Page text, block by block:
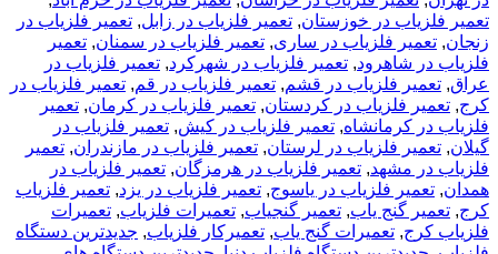
تعمیر فلزیاب در خوزستان, تعمیر فلزیاب در زابل, تعمیر فلزیاب در
زنجان, تعمیر فلزیاب در ساری, تعمیر فلزیاب در سمنان, تعمیر
فلزیاب در شاهرود, تعمیر فلزیاب در شهرکرد, تعمیر فلزیاب در
عراق, تعمیر فلزیاب در قشم, تعمیر فلزیاب در قم, تعمیر فلزیاب در
کرج, تعمیر فلزیاب در کردستان, تعمیر فلزیاب در کرمان, تعمیر
فلزیاب در کرمانشاه, تعمیر فلزیاب در کیش, تعمیر فلزیاب در
گیلان, تعمیر فلزیاب در لرستان, تعمیر فلزیاب در مازندران, تعمیر
فلزیاب در مشهد, تعمیر فلزیاب در هرمزگان, تعمیر فلزیاب در
همدان, تعمیر فلزیاب در یاسوج, تعمیر فلزیاب در یزد, تعمیر فلزیاب
کرج, تعمیر گنج یاب, تعمیر گنجیاب, تعمیرات فلزیاب, تعمیرات
فلزیاب کرج, تعمیرات گنج یاب, تعمیرکار فلزیاب, جدیدترین دستگاه